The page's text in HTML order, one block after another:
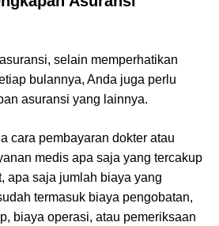
selain memperhatikan
bulannya, Anda juga perlu
asuransi yang lainnya.
cara pembayaran dokter atau
medis apa saja yang tercakup
apa saja jumlah biaya yang
termasuk biaya pengobatan,
biaya operasi, atau pemeriksaan